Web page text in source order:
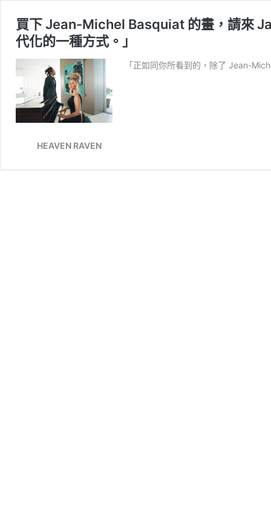
買下 Jean-Michel Basquiat 的畫，請來
代化的一種方式。」
「正如同你所看到的，除了 Jean-
HEAVEN RAVEN